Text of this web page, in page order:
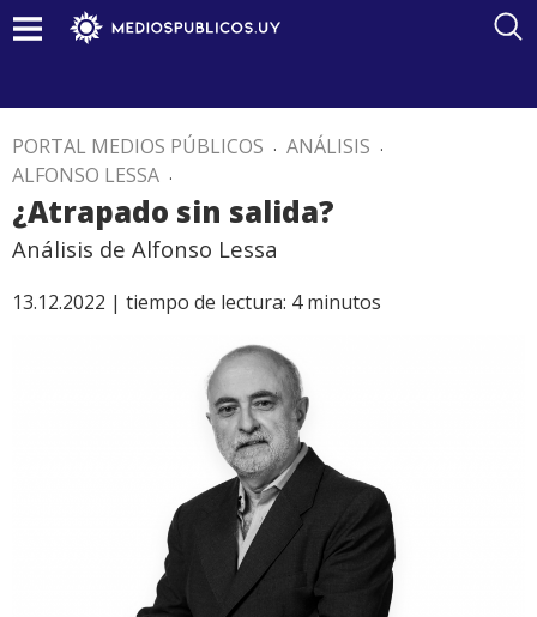
PORTAL MEDIOS PÚBLICOS . ANÁLISIS .
ALFONSO LESSA .
¿Atrapado sin salida?
Análisis de Alfonso Lessa
13.12.2022 | tiempo de lectura: 4 minutos